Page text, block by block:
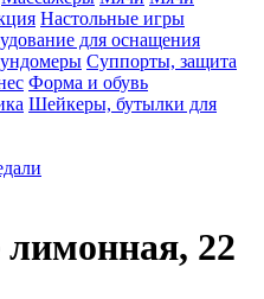
Настольные игры
для оснащения
Суппорты, защита
Форма и обувь
Шейкеры, бутылки для
22